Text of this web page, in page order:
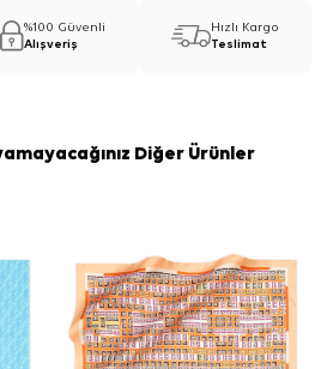
%100 Güvenli
Alışveriş
Hızlı Kargo
Teslimat
Diğer Ürünler